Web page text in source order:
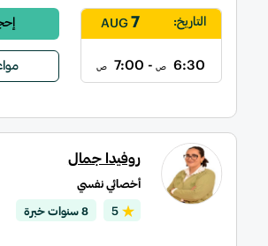
التاريخ:
7
AUG
6:30 ص - 7:00 ص
روفيدا جمال
أخصائي نفسي
5 8 سنوات خبرة